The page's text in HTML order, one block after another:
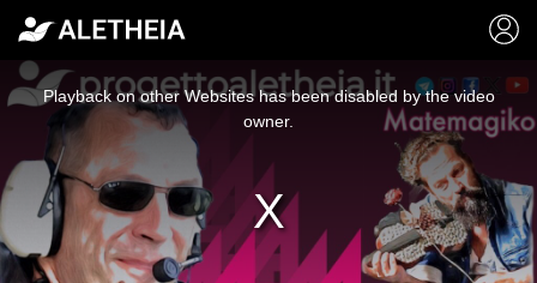
This
modal
Playback on other Websites has been disabled by the video
owner.